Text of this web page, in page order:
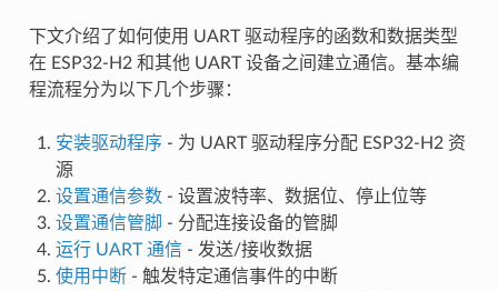
下文介绍了如何使用 UART 驱动程序的函数和数据类型
在 ESP32-H2 和其他 UART 设备之间建立通信。基本编
程流程分为以下几个步骤：
安装驱动程序 - 为 UART 驱动程序分配 ESP32-H2 资
源
设置通信参数- 设置波特率、数据位、停止位等
设置通信管脚 - 分配连接设备的管脚
运行 UART 通信- 发送/接收数据
使用中断- 触发特定通信事件的中断